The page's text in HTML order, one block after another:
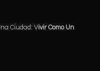
Ciudad: Vivir Como Un